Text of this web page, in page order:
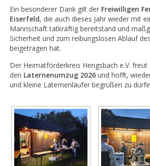
Ein besonderer Dank gilt der Freiwilligen
Eiserfeld, die auch dieses Jahr wieder mit
Mannschaft tatkräftig bereitstand und
Sicherheit und zum reibungslosen Ablauf
beigetragen hat.
Der Heimatförderkreis Hengsbach e.V.
den Laternenumzug 2026 und hofft,
und kleine Laternenläufer begrüßen zu